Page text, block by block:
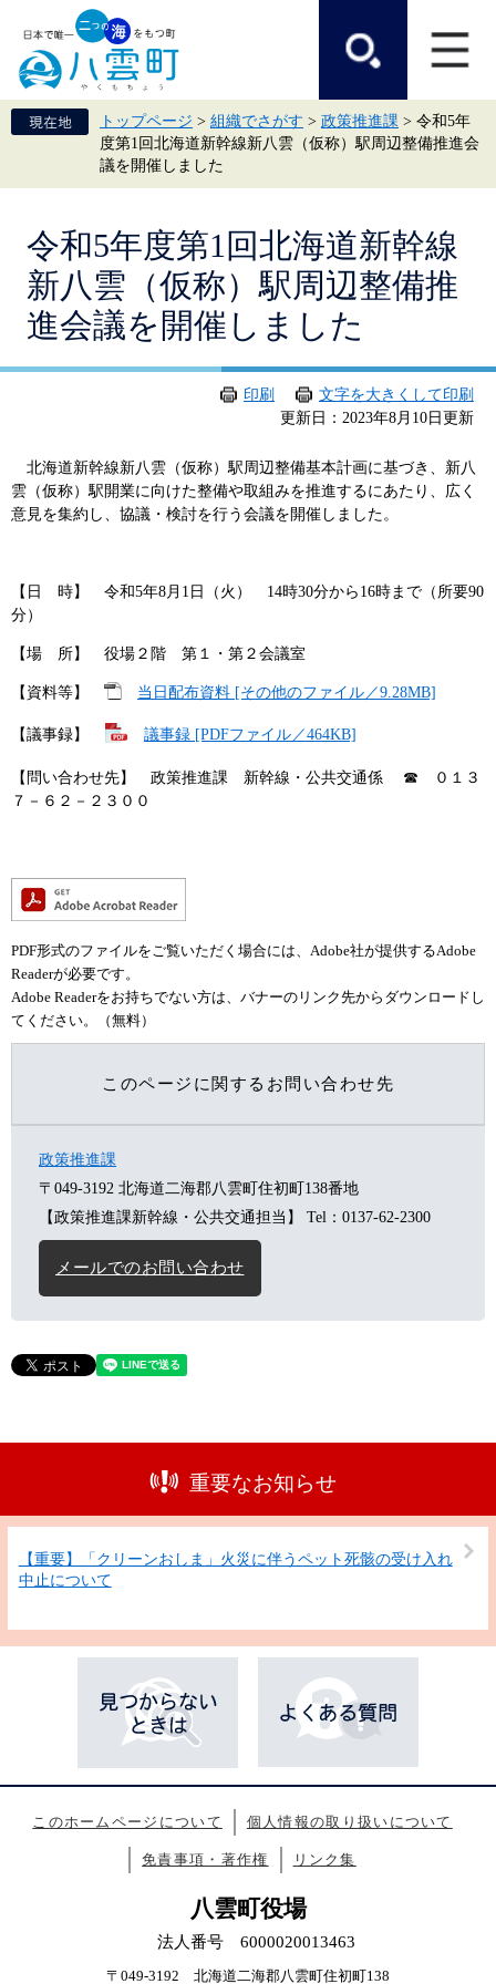
頭
で
飛
ば
本
トップページ > 組織でさがす > 政策推進課 > 令和5年
度第1回北海道新幹線新八雲（仮称）駅周辺整備推進会
議を開催しました
令和5年度第1回北海道新幹線
新八雲（仮称）駅周辺整備推
進会議を開催しました
印刷
文字を大きくして印刷
更新日：2023年8月10日更新
北海道新幹線新八雲（仮称）駅周辺整備基本計画に基づき、新八
雲（仮称）駅開業に向けた整備や取組みを推進するにあたり、広く
意見を集約し、協議・検討を行う会議を開催しました。
【日 時】 令和5年8月1日（火） 14時30分から16時まで（所要90
分）
【場 所】 役場２階 第１・第２会議室
【資料等】 当日配布資料 [その他のファイル／9.28MB]
【議事録】 議事録 [PDFファイル／464KB]
【問い合わせ先】 政策推進課 新幹線・公共交通係 ☎ ０１３
７－６２－２３００
PDF形式のファイルをご覧いただく場合には、Adobe社が提供するAdobe
Readerが必要です。
Adobe Readerをお持ちでない方は、バナーのリンク先からダウンロードし
てください。（無料）
このページに関するお問い合わせ先
政策推進課
〒049-3192 北海道二海郡八雲町住初町138番地
【政策推進課新幹線・公共交通担当】
Tel：0137-62-2300
メールでのお問い合わせ
重要なお知らせ
【重要】「クリーンおしま」火災に伴うペット死骸の受け入れ
中止について
このホームページについて 個人情報の取り扱いについて
免責事項・著作権 リンク集
八雲町役場
法人番号 6000020013463
〒049-3192 北海道二海郡八雲町住初町138